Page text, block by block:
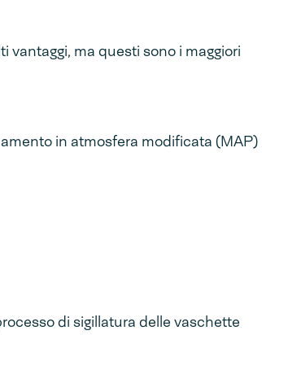
ma questi sono i maggiori
in atmosfera modificata (MAP)
di sigillatura delle vaschette